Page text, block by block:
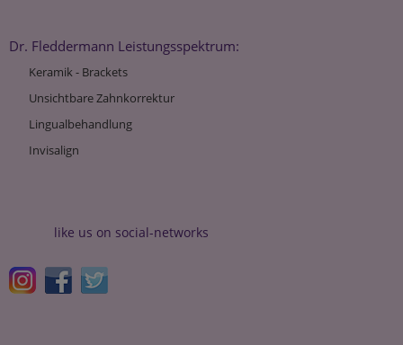
Dr. Fleddermann Leistungsspektrum:
Keramik - Brackets
Unsichtbare Zahnkorrektur
Lingualbehandlung
Invisalign
like us on social-networks